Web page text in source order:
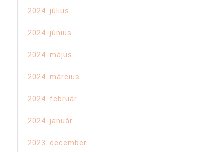
2024. július
2024. június
2024. május
2024. március
2024. február
2024. január
2023. december